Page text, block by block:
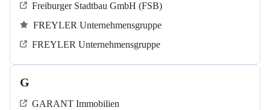
Freiburger Stadtbau GmbH (FSB)
FREYLER Unternehmensgruppe
FREYLER Unternehmensgruppe
G
GARANT Immobilien